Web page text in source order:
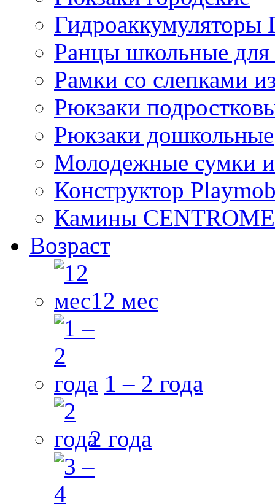
Ранцы школьные
Рамки со слепками
Рюкзаки
Рюкзаки дошкольные
Молодежные сумки
Конструктор
Камины
Возраст
12 мес
1 – 2 года
2 года